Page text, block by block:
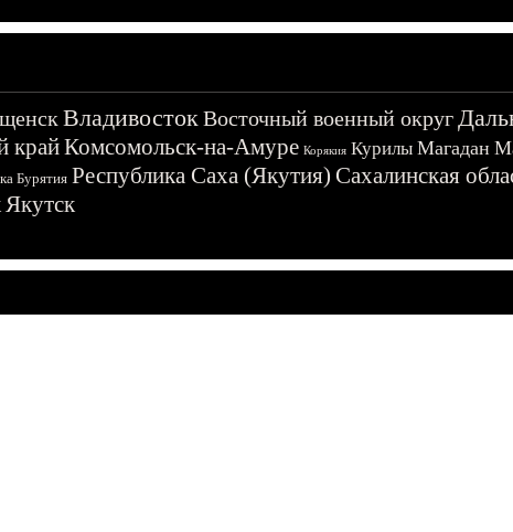
ВладивостокВосточный военный округ
крайКомсомольск-на-Амуре Корякия Курилы Магадан
Бурятия Республика Саха (Якутия) Сахалинская
Якутск